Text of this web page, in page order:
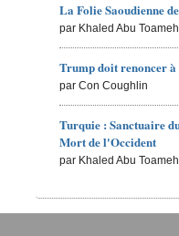
La Folie Saoudienne
par Khaled Abu Toameh
Trump doit renoncer
par Con Coughlin
Turquie : Sanctuaire
Mort de l'Occident
par Khaled Abu Toameh